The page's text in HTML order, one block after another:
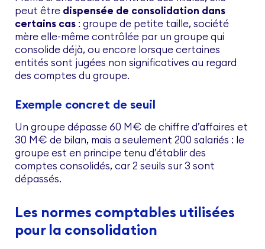
peut être dispensée de consolidation dans
certains cas : groupe de petite taille, société
mère elle-même contrôlée par un groupe qui
consolide déjà, ou encore lorsque certaines
entités sont jugées non significatives au regard
des comptes du groupe.
Exemple concret de seuil
Un groupe dépasse 60 M€ de chiffre d’affaires et
30 M€ de bilan, mais a seulement 200 salariés : le
groupe est en principe tenu d’établir des
comptes consolidés, car 2 seuils sur 3 sont
dépassés.
Les normes comptables utilisées
pour la consolidation